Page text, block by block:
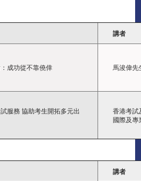
講者
成功從不靠僥倖 馬浚偉先
服務 協助考生開拓多元出
香港考試
國際及專
講者